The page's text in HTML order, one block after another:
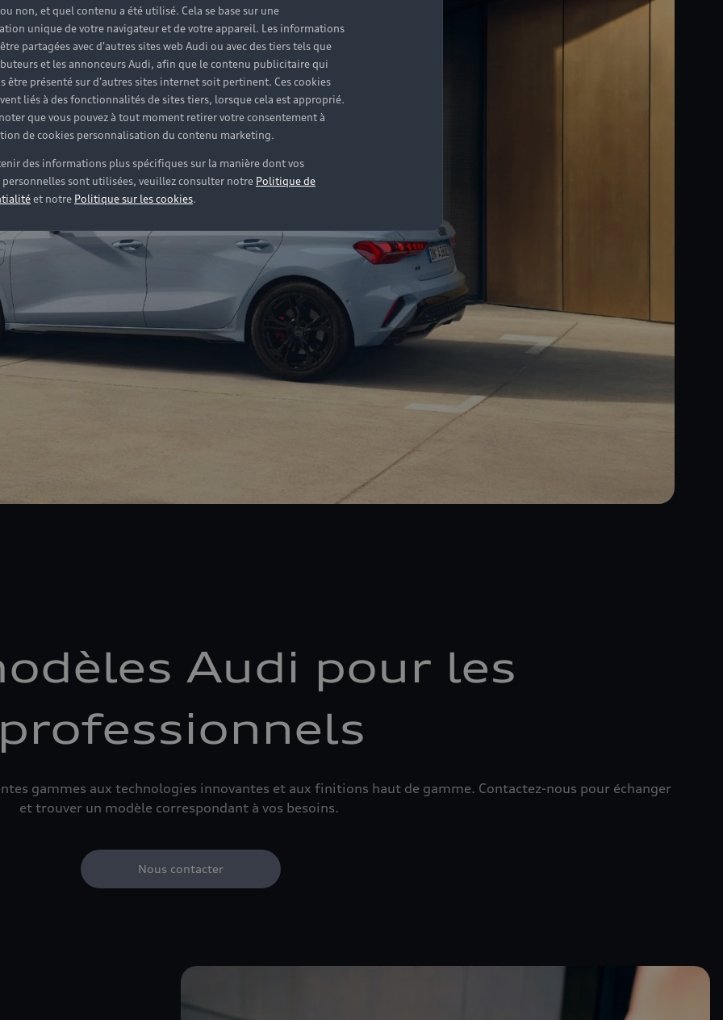
non, et quel contenu a été utilisé. Cela se base sur une
unique de votre navigateur et de votre appareil. Les informations
partagées avec d'autres sites web Audi ou avec des tiers tels que
et les annonceurs Audi, afin que le contenu publicitaire qui
être présenté sur d'autres sites internet soit pertinent. Ces cookies
liés à des fonctionnalités de sites tiers, lorsque cela est approprié.
que vous pouvez à tout moment retirer votre consentement à
de cookies personnalisation du contenu marketing.
des informations plus spécifiques sur la manière dont vos
personnelles sont utilisées, veuillez consulter notre Politique de
et notre Politique sur les cookies.
Audi pour les
professionnels
gammes aux technologies innovantes et aux finitions haut de gamme. Contactez-nous pour échanger
et trouver un modèle correspondant à vos besoins.
Nous contacter